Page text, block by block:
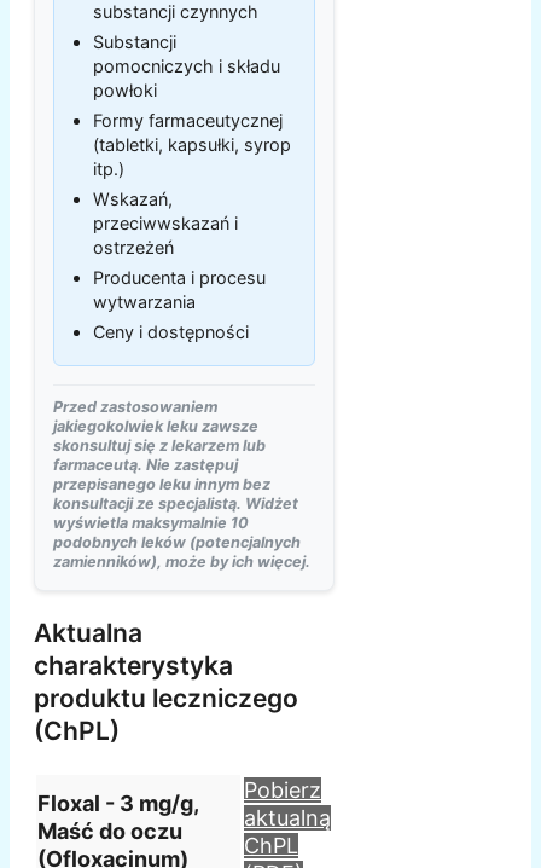
substancji czynnych
Substancji
pomocniczych i składu
powłoki
Formy farmaceutycznej
(tabletki, kapsułki, syrop
itp.)
Wskazań,
przeciwwskazań i
ostrzeżeń
Producenta i procesu
wytwarzania
Ceny i dostępności
Przed zastosowaniem
jakiegokolwiek leku zawsze
skonsultuj się z lekarzem lub
farmaceutą. Nie zastępuj
przepisanego leku innym bez
konsultacji ze specjalistą. Widżet
wyświetla maksymalnie 10
podobnych leków (potencjalnych
zamienników), może by ich więcej.
Aktualna
charakterystyka
produktu leczniczego
(ChPL)
Floxal - 3 mg/g,
Maść do oczu
(Ofloxacinum)
Pobierz
aktualną
ChPL